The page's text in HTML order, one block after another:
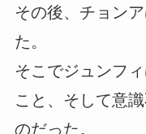
その後、チョン
た。
そこでジュンフ
こと、そして意
のだった。